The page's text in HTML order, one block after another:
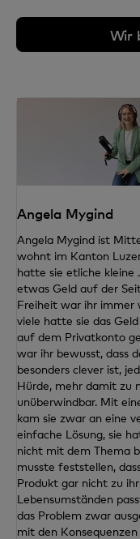
Wir
Angela Mygind
Angela Mygind ist
wohnt im Kanton
hatte sie etliche kleine
etwas Geld auf der
Freiheit war ihr immer
viele hatte sie das
auf dem Privatkonto
war ihr bewusst, dass
besonders clever ist,
Hürde, mehr damit zu
unüberwindbar. Mit
kam sie zwar an eine
einfache Lösung, sie
nicht mit dem Thema
musste feststellen,
Produkt gar nicht zu
Lebensumständen
das Problem zwar
mit den Konsequenzen